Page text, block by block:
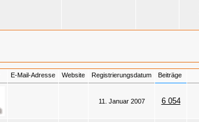
E-Mail-Adresse Website Registrierungsdatum Beiträge
11. Januar 2007 6 054